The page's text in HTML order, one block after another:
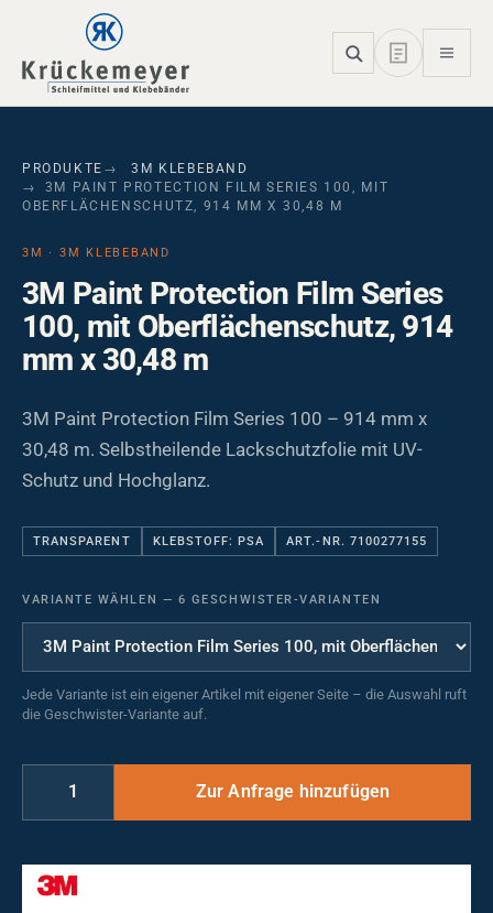
Skip to main navigation
Skip to main content
Skip to page footer
PRODUKTE
3M KLEBEBAND
3M PAINT PROTECTION FILM SERIES 100, MIT
OBERFLÄCHENSCHUTZ, 914 MM X 30,48 M
3M · 3M KLEBEBAND
3M Paint Protection Film Series
100, mit Oberflächenschutz, 914
mm x 30,48 m
3M Paint Protection Film Series 100 – 914 mm x
30,48 m. Selbstheilende Lackschutzfolie mit UV-
Schutz und Hochglanz.
TRANSPARENT KLEBSTOFF: PSA ART.-NR. 7100277155
VARIANTE WÄHLEN — 6 GESCHWISTER-VARIANTEN
Jede Variante ist ein eigener Artikel mit eigener Seite – die Auswahl ruft
die Geschwister-Variante auf.